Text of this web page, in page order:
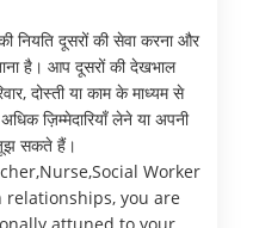
नियति दूसरों की सेवा करना और
है। आप दूसरों की देखभाल
दोस्ती या काम के माध्यम से
ज़िम्मेदारियाँ लेने या अपनी
सकते हैं।
Worker
relationships, you are